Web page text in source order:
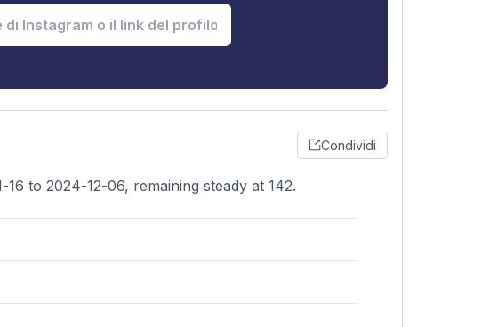
Condividi
to 2024-12-06, remaining steady at 142.